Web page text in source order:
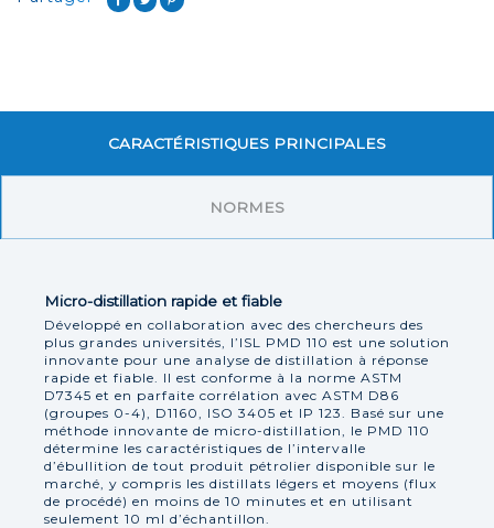
CARACTÉRISTIQUES PRINCIPALES
NORMES
Micro-distillation rapide et fiable
Développé en collaboration avec des chercheurs des
plus grandes universités, l’ISL PMD 110 est une solution
innovante pour une analyse de distillation à réponse
rapide et fiable. Il est conforme à la norme ASTM
D7345 et en parfaite corrélation avec ASTM D86
(groupes 0-4), D1160, ISO 3405 et IP 123. Basé sur une
méthode innovante de micro-distillation, le PMD 110
détermine les caractéristiques de l’intervalle
d’ébullition de tout produit pétrolier disponible sur le
marché, y compris les distillats légers et moyens (flux
de procédé) en moins de 10 minutes et en utilisant
seulement 10 ml d’échantillon.